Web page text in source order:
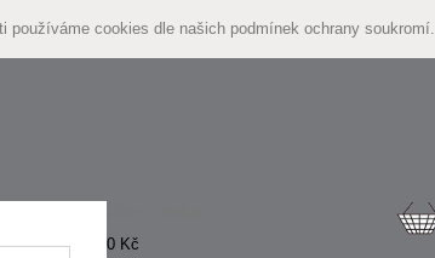
používáme cookies dle našich podmínek ochrany soukromí.
0 Kč